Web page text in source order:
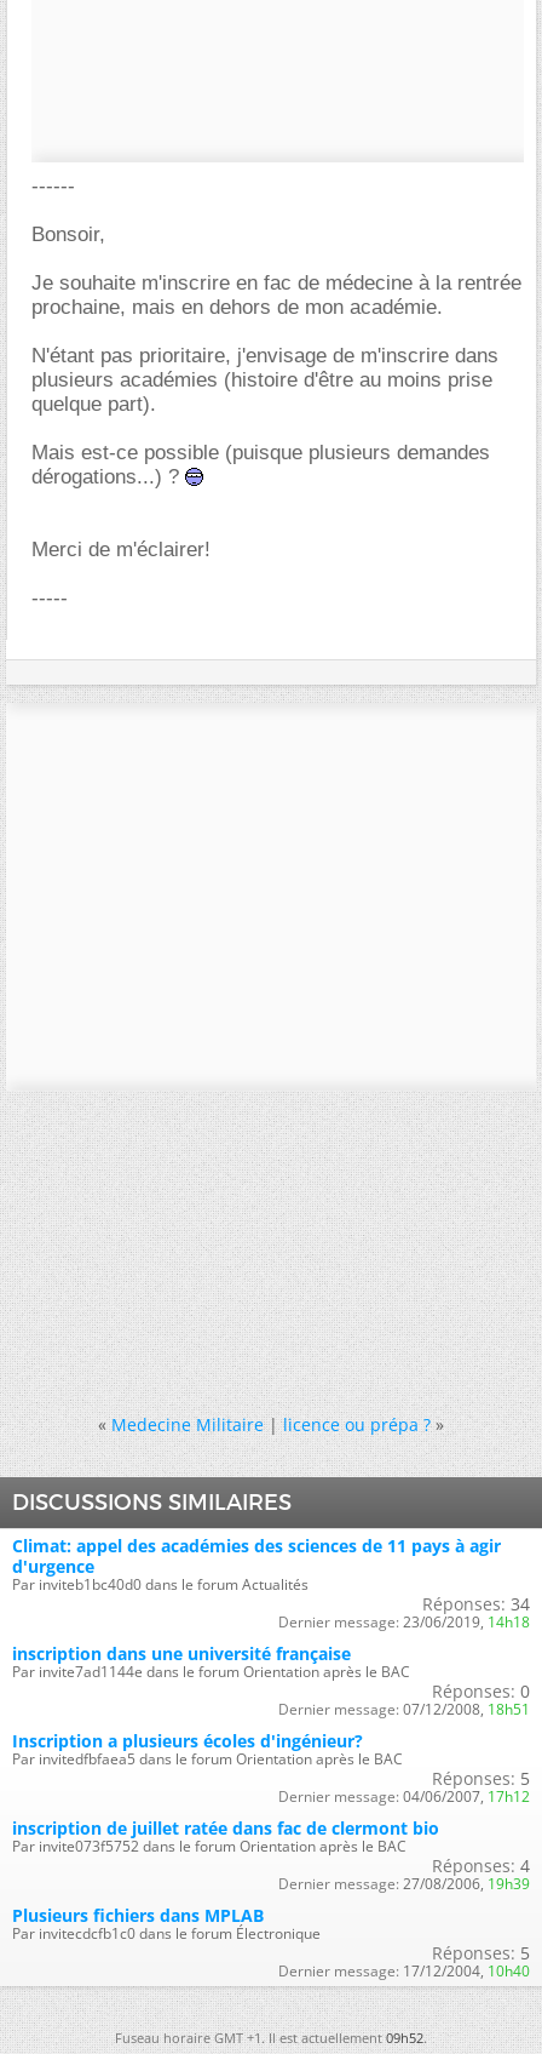
------
Bonsoir,
Je souhaite m'inscrire en fac de médecine à la rentrée
prochaine, mais en dehors de mon académie.
N'étant pas prioritaire, j'envisage de m'inscrire dans
plusieurs académies (histoire d'être au moins prise
quelque part).
Mais est-ce possible (puisque plusieurs demandes
dérogations...) ?
Merci de m'éclairer!
-----
« Medecine Militaire|licence ou prépa ? »
DISCUSSIONS SIMILAIRES
Climat: appel des académies des sciences de 11 pays à agir
d'urgence
Par inviteb1bc40d0 dans le forum Actualités
Réponses: 34
Dernier message: 23/06/2019, 14h18
inscription dans une université française
Par invite7ad1144e dans le forum Orientation après le BAC
Réponses: 0
Dernier message: 07/12/2008, 18h51
Inscription a plusieurs écoles d'ingénieur?
Par invitedfbfaea5 dans le forum Orientation après le BAC
Réponses: 5
Dernier message: 04/06/2007, 17h12
inscription de juillet ratée dans fac de clermont bio
Par invite073f5752 dans le forum Orientation après le BAC
Réponses: 4
Dernier message: 27/08/2006, 19h39
Plusieurs fichiers dans MPLAB
Par invitecdcfb1c0 dans le forum Électronique
Réponses: 5
Dernier message: 17/12/2004, 10h40
Fuseau horaire GMT +1. Il est actuellement09h52.